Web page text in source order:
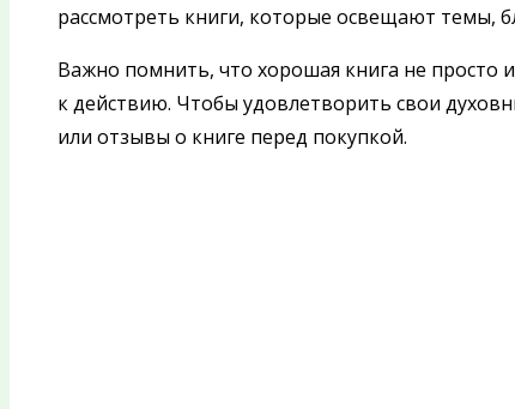
рассмотреть книги, которые освещают темы,
Важно помнить, что хорошая книга не просто
к действию. Чтобы удовлетворить свои
или отзывы о книге перед покупкой.